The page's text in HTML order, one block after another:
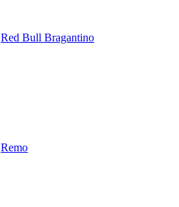
Red Bull Bragantino
Remo